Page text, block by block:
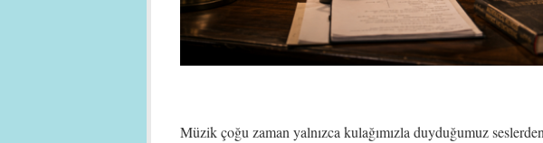
Müzik çoğu zaman yalnızca kulağımızla duyduğumuz